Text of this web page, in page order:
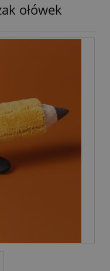
ołówek